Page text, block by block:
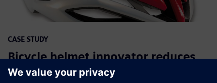
CASE STUDY
Bicycle helmet innovator reduces
product development cycle by six